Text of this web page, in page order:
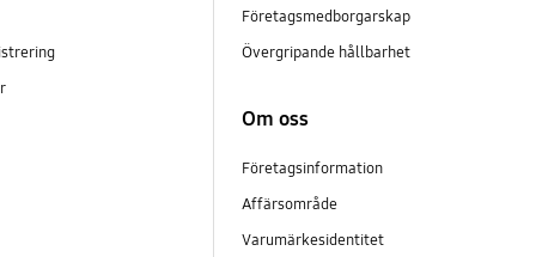
Företagsmedborgarskap
Övergripande hållbarhet
Om oss
Företagsinformation
Affärsområde
Varumärkesidentitet